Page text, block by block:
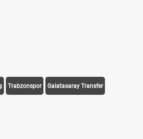
Trabzonspor Galatasaray Transfer